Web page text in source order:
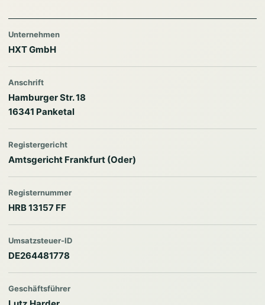
Unternehmen
HXT GmbH
Anschrift
Hamburger Str. 18
16341 Panketal
Registergericht
Amtsgericht Frankfurt (Oder)
Registernummer
HRB 13157 FF
Umsatzsteuer-ID
DE264481778
Geschäftsführer